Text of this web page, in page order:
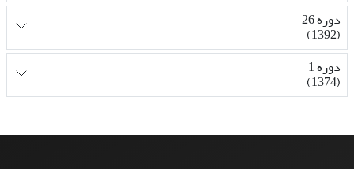
دوره 26
(1392)
دوره 1
(1374)